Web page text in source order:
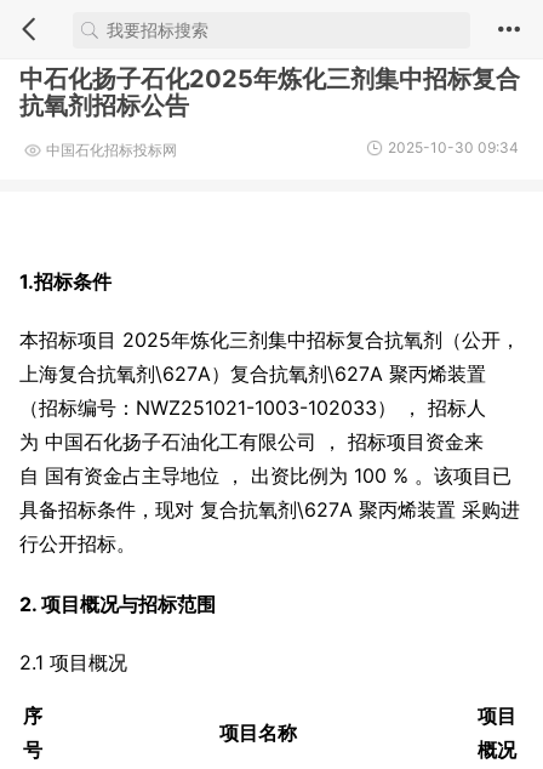
中石化扬子石化2025年炼化三剂集中招标复合
抗氧剂招标公告
中国石化招标投标网 2025-10-30 09:34
1.招标条件
本招标项目 2025年炼化三剂集中招标复合抗氧剂（公开，
上海复合抗氧剂\627A）复合抗氧剂\627A 聚丙烯装置
（招标编号：NWZ251021-1003-102033） ， 招标人
为 中国石化扬子石油化工有限公司 ， 招标项目资金来
自 国有资金占主导地位 ， 出资比例为 100 % 。该项目已
具备招标条件，现对 复合抗氧剂\627A 聚丙烯装置 采购进
行公开招标。
2. 项目概况与招标范围
2.1 项目概况
序
号
项目名称
项目
概况